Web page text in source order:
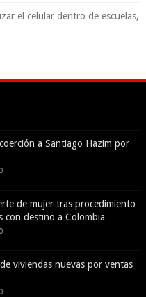
el celular dentro de escuelas,
a Santiago Hazim por
0
de mujer tras procedimiento
con destino a Colombia
0
viviendas nuevas por ventas
0